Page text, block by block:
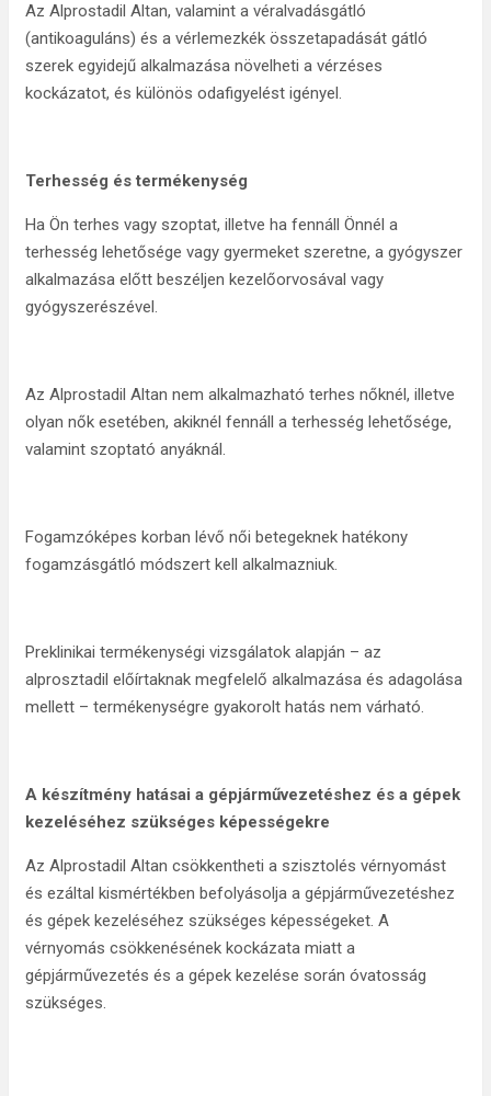
Az Alprostadil Altan, valamint a véralvadásgátló
(antikoaguláns) és a vérlemezkék összetapadását gátló
szerek egyidejű alkalmazása növelheti a vérzéses
kockázatot, és különös odafigyelést igényel.
Terhesség és termékenység
Ha Ön terhes vagy szoptat, illetve ha fennáll Önnél a
terhesség lehetősége vagy gyermeket szeretne, a gyógyszer
alkalmazása előtt beszéljen kezelőorvosával vagy
gyógyszerészével.
Az Alprostadil Altan nem alkalmazható terhes nőknél, illetve
olyan nők esetében, akiknél fennáll a terhesség lehetősége,
valamint szoptató anyáknál.
Fogamzóképes korban lévő női betegeknek hatékony
fogamzásgátló módszert kell alkalmazniuk.
Preklinikai termékenységi vizsgálatok alapján – az
alprosztadil előírtaknak megfelelő alkalmazása és adagolása
mellett – termékenységre gyakorolt hatás nem várható.
A készítmény hatásai a gépjárművezetéshez és a gépek
kezeléséhez szükséges képességekre
Az Alprostadil Altan csökkentheti a szisztolés vérnyomást
és ezáltal kismértékben befolyásolja a gépjárművezetéshez
és gépek kezeléséhez szükséges képességeket. A
vérnyomás csökkenésének kockázata miatt a
gépjárművezetés és a gépek kezelése során óvatosság
szükséges.